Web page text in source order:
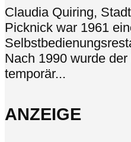
Claudia Quiring,
Picknick war 1961
Nach 1990 wurde
temporär...
ANZEIGE